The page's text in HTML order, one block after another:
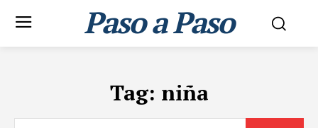
Paso a Paso
Tag: niña